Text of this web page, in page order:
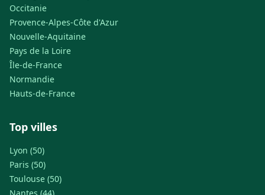
Occitanie
Provence-Alpes-Côte d'Azur
Nouvelle-Aquitaine
Pays de la Loire
Île-de-France
Normandie
Hauts-de-France
Top villes
Lyon (50)
Paris (50)
Toulouse (50)